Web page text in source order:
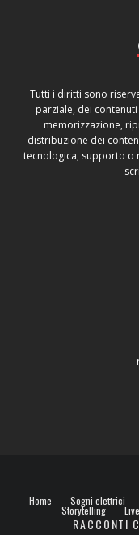
Tutti i diritti sono
parziale, dei
memorizzazione,
distribuzione dei
tecnologica, supporto o
Home Sogni elettrici
Storytelling
RACCONTI
Live